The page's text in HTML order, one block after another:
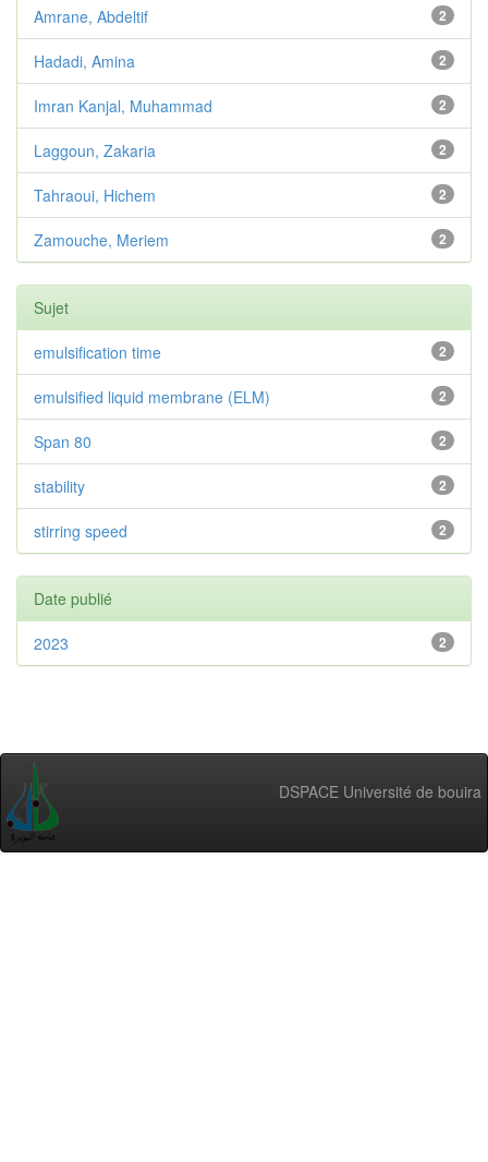
2
Amrane, Abdeltif
2
Hadadi, Amina
2
Imran Kanjal, Muhammad
2
Laggoun, Zakaria
2
Tahraoui, Hichem
2
Zamouche, Meriem
Sujet
2
emulsification time
2
emulsified liquid membrane (ELM)
2
Span 80
2
stability
2
stirring speed
Date publié
2
2023
DSPACE Université de bouira